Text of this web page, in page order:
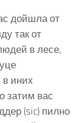
дойшла от
так от
в лесе,
в иних
затим вас
(sic) пилно